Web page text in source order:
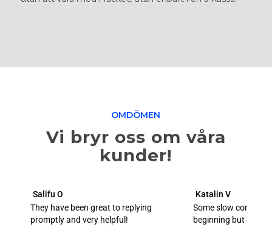
OMDÖMEN
Vi bryr oss om våra
kunder!